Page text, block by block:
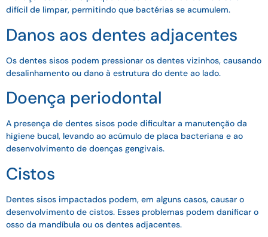
difícil de limpar, permitindo que bactérias se acumulem.
Danos aos dentes adjacentes
Os dentes sisos podem pressionar os dentes vizinhos, causando
desalinhamento ou dano à estrutura do dente ao lado.
Doença periodontal
A presença de dentes sisos pode dificultar a manutenção da
higiene bucal, levando ao acúmulo de placa bacteriana e ao
desenvolvimento de doenças gengivais.
Cistos
Dentes sisos impactados podem, em alguns casos, causar o
desenvolvimento de cistos. Esses problemas podem danificar o
osso da mandíbula ou os dentes adjacentes.